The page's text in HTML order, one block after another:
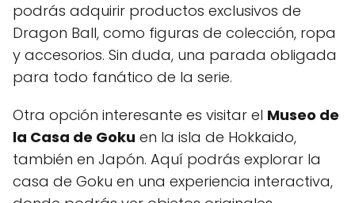
podrás adquirir productos exclusivos de
Dragon Ball, como figuras de colección, ropa
y accesorios. Sin duda, una parada obligada
para todo fanático de la serie.
Otra opción interesante es visitar el Museo de
la Casa de Goku en la isla de Hokkaido,
también en Japón. Aquí podrás explorar la
casa de Goku en una experiencia interactiva,